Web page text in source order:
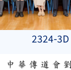
2324-3D